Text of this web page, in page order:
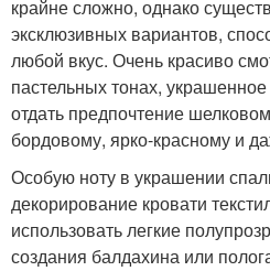
крайне сложно, однако
эксклюзивных вариантов,
любой вкус. Очень красиво
пастельных тонах,
отдать предпочтение
бордовому, ярко-красному и
Особую ноту в украшении
декорирование кровати
использовать легкие
создания балдахина или